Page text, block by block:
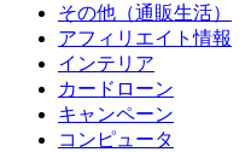
その他（通販生活）
アフィリエイト情報
インテリア
カードローン
キャンペーン
コンピュータ